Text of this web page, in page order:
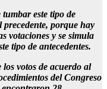
este tipo de
precedente, porque hay
votaciones y se simula
tipo de antecedentes.
votos de acuerdo al
del Congreso